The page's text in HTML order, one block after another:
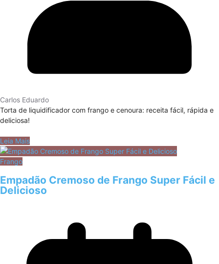
Carlos Eduardo
Torta de liquidificador com frango e cenoura: receita fácil, rápida e
deliciosa!
Leia Mais
Frango
Empadão Cremoso de Frango Super Fácil e
Delicioso